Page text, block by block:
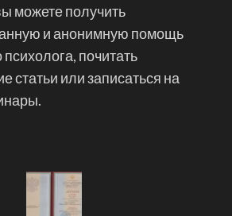
можете получить
и анонимную помощь
почитать
статьи или записаться на